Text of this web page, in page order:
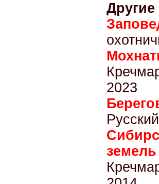
Другие
2023